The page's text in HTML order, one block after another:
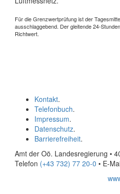
Für die Grenzwertprüfung ist der
ausschlaggebend. Der gleitende 24-
Richtwert.
Kontakt.
Telefonbuch.
Impressum.
Datenschutz.
Barrierefreiheit.
Amt der Oö. Landesregierung •
Telefon (+43 732) 77 20-0 • E-